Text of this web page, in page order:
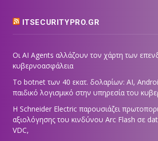
ITSECURITYPRO.GR
Οι AI Agents αλλάζουν τον χάρτη των
κυβερνοασφάλεια
Το botnet των 40 εκατ. δολαρίων: AI,
παιδικό λογισμικό στην υπηρεσία του
Η Schneider Electric παρουσιάζει
αξιολόγησης του κινδύνου Arc Flash σε
VDC,